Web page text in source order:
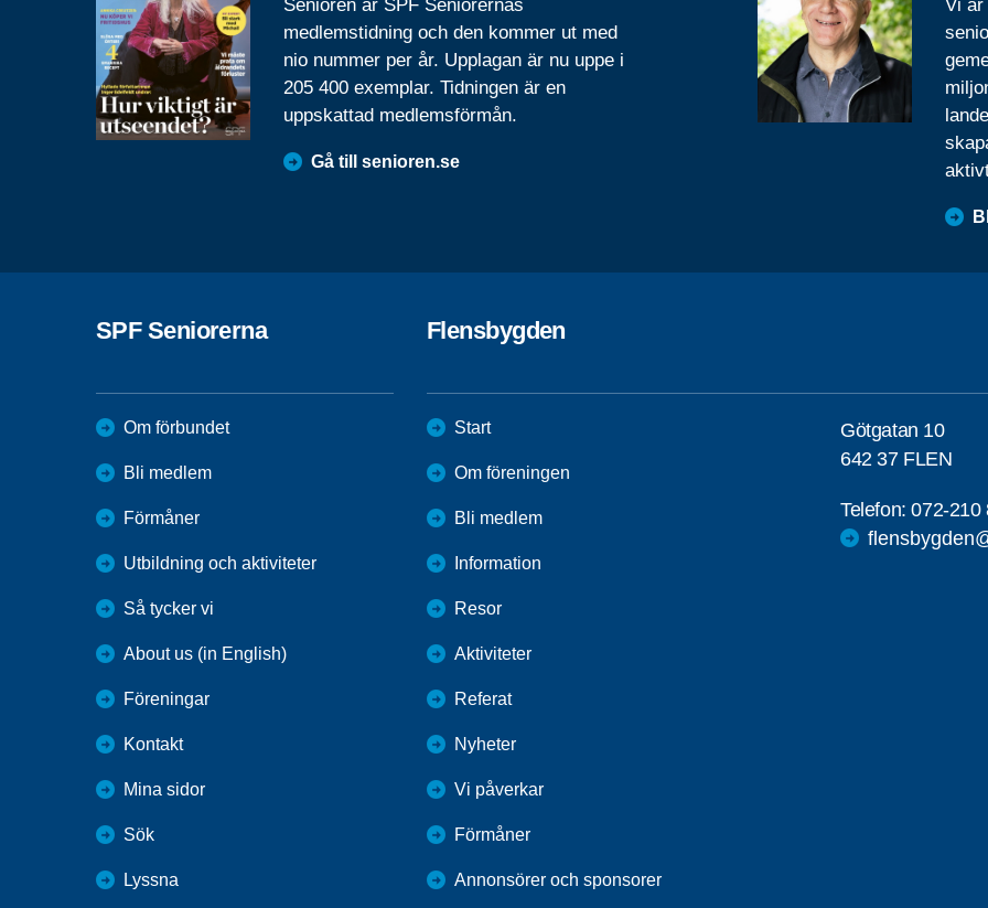
Senioren är SPF Seniorernas
medlemstidning och den kommer ut med
nio nummer per år. Upplagan är nu uppe i
205 400 exemplar. Tidningen är en
uppskattad medlemsförmån.
Gå till senioren.se
Vi är
SPF Seniorerna
Om förbundet
Bli medlem
Förmåner
Utbildning och aktiviteter
Så tycker vi
About us (in English)
Föreningar
Kontakt
Mina sidor
Sök
Lyssna
Flensbygden
Start
Om föreningen
Bli medlem
Information
Resor
Aktiviteter
Referat
Nyheter
Vi påverkar
Förmåner
Annonsörer och sponsorer
Götgatan 10
642 37 FLEN
Telefon:072-210